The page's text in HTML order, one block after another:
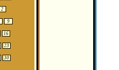
2
9
16
23
30